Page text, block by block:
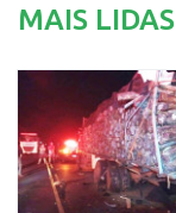
MAIS LIDAS